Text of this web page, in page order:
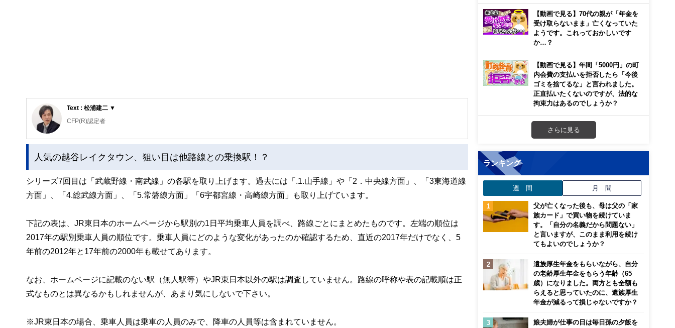
Text : 松浦建二 ▼
CFP(R)認定者
1級ファイナンシャル・プランニング技能士
の税対策、事業保障対策等のコンサルティング営業を経験。2002年からファイナンシャルプランナーとして主に個人のライフプラン、生命保険設
人気の越谷レイクタウン、狙い目は他路線との乗換駅！？
シリーズ7回目は「武蔵野線・南武線」の各駅を取り上げます。過去には「.1.山手線」や「2．中央線方面」、「3東海道線
方面」、「4.総武線方面」、「5.常磐線方面」「6宇都宮線・高崎線方面」も取り上げています。
下記の表は、JR東日本のホームページから駅別の1日平均乗車人員を調べ、路線ごとにまとめたものです。左端の順位は
2017年の駅別乗車人員の順位です。乗車人員にどのような変化があったのか確認するため、直近の2017年だけでなく、5
年前の2012年と17年前の2000年も載せてあります。
なお、ホームページに記載のない駅（無人駅等）やJR東日本以外の駅は調査していません。路線の呼称や表の記載順は正
式なものとは異なるかもしれませんが、あまり気にしないで下さい。
※JR東日本の場合、乗車人員は乗車の人員のみで、降車の人員等は含まれていません。
【動画で見る】70代の親が「年金を
受け取らないまま」亡くなっていた
ようです。これっておかしいです
か…？
【動画で見る】年間「5000円」の町
内会費の支払いを拒否したら「今後
ゴミを捨てるな」と言われました。
正直払いたくないのですが、法的な
拘束力はあるのでしょうか？
さらに見る
ランキング
週 間 月 間
父が亡くなった後も、母は父の「家
族カード」で買い物を続けていま
す。「自分の名義だから問題ない」
と言いますが、このまま利用を続け
てもよいのでしょうか？
遺族厚生年金をもらいながら、自分
の老齢厚生年金をもらう年齢（65
歳）になりました。両方とも全額も
らえると思っていたのに、遺族厚生
年金が減るって損じゃないですか？
娘夫婦が仕事の日は毎日孫の夕飯を